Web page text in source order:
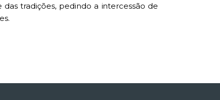
tradições, pedindo a intercessão de